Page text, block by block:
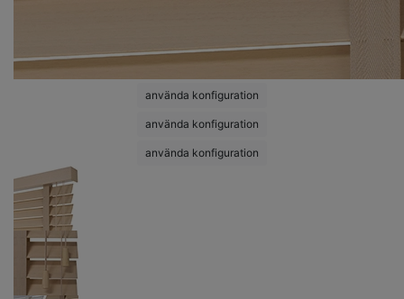
använda konfiguration
använda konfiguration
använda konfiguration